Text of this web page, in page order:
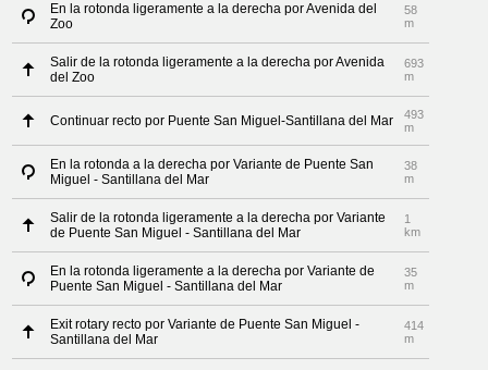
En la rotonda ligeramente a la derecha por Avenida del
Zoo
58
m
Salir de la rotonda ligeramente a la derecha por Avenida
del Zoo
693
m
Continuar recto por Puente San Miguel-Santillana del Mar
493
m
En la rotonda a la derecha por Variante de Puente San
Miguel - Santillana del Mar
38
m
Salir de la rotonda ligeramente a la derecha por Variante
de Puente San Miguel - Santillana del Mar
1
km
En la rotonda ligeramente a la derecha por Variante de
Puente San Miguel - Santillana del Mar
35
m
Exit rotary recto por Variante de Puente San Miguel -
Santillana del Mar
414
m